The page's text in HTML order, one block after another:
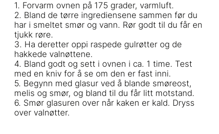
1. Forvarm ovnen på 175 grader, varmluft.
2. Bland de tørre ingrediensene sammen før du
har i smeltet smør og vann. Rør godt til du får en
tjukk røre.
3. Ha deretter oppi raspede gulrøtter og de
hakkede valnøttene.
4. Bland godt og sett i ovnen i ca. 1 time. Test
med en kniv for å se om den er fast inni.
5. Begynn med glasur ved å blande smøreost,
melis og smør, og bland til du får litt motstand.
6. Smør glasuren over når kaken er kald. Dryss
over valnøtter.